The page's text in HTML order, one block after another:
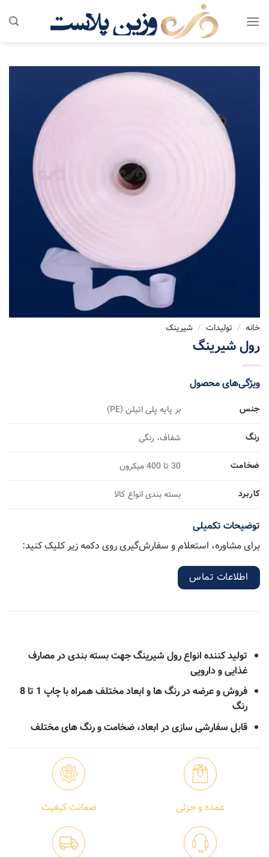
خانه / تولیدات / شیرینک
رول شیرینگ
ویژگی‌های محصول
جنس بر پایه پلی اتیلن (PE)
رنگ شفاف، رنگی
ضخامت 30 تا 400 میکرون
کاربرد بسته بندی انواع کالا
توضیحات تکمیلی
برای مشاوره، استعلام و سفارش‌گیری روی دکمه زیر کلیک کنید:
اطلاعات تماس
تولید کننده انواع رول شیرینگ جهت بسته بندی در مصارف
غذایی و دارویی
فروش و عرضه در رنگ ها و ابعاد مختلف همراه با چاپ 1 تا 8
رنگ
قابل سفارشی سازی در ابعاد، ضخامت و رنگ های مختلف
عمده و جزئی ضمانت کیفیت